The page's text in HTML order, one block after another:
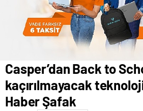
Casper’dan Back to
kaçırılmayacak
Haber Şafak